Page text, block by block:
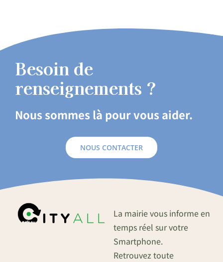
Besoin de
renseignements ?
Nous sommes là pour vous aider.
NOUS CONTACTER
La mairie vous informe en
temps réel sur votre
Smartphone.
Retrouvez toute